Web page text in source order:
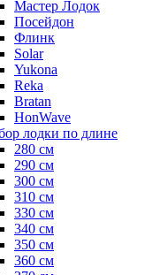
Мастер Лодок
Посейдон
Флинк
Solar
Yukona
Reka
Bratan
HonWave
лодки по длине
280 см
290 см
300 см
310 см
330 см
340 см
350 см
360 см